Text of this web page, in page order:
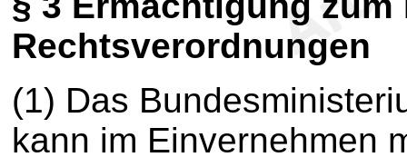
Rechtsverordnungen
(1) Das
kann im Einvernehmen